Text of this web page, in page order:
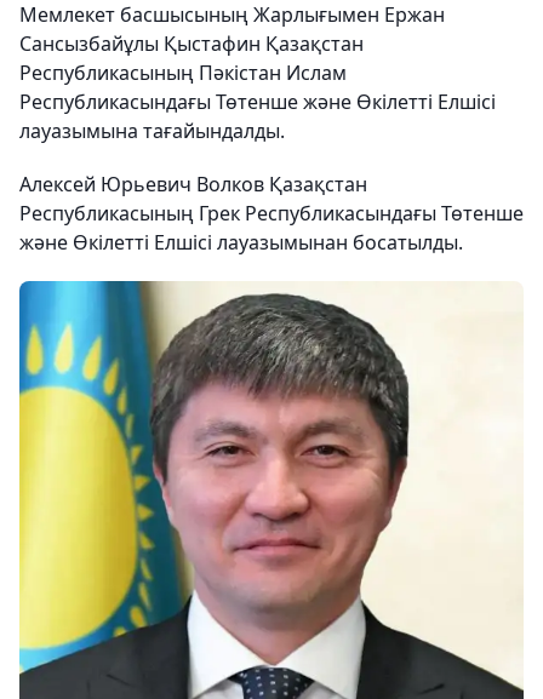
Мемлекет басшысының Жарлығымен Ержан
Сансызбайұлы Қыстафин Қазақстан
Республикасының Пәкістан Ислам
Республикасындағы Төтенше және Өкілетті Елшісі
лауазымына тағайындалды.
Алексей Юрьевич Волков Қазақстан
Республикасының Грек Республикасындағы Төтенше
және Өкілетті Елшісі лауазымынан босатылды.